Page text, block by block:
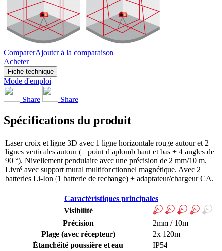
ComparerAjouter à la comparaison
Acheter
Fiche technique
Mode d'emploi
Share Share
Spécifications du produit
Laser croix et ligne 3D avec 1 ligne horizontale rouge autour et 2
lignes verticales autour (= point d`aplomb haut et bas + 4 angles de
90 °). Nivellement pendulaire avec une précision de 2 mm/10 m.
Livré avec support mural multifonctionnel magnétique. Avec 2
batteries Li-Ion (1 batterie de rechange) + adaptateur/chargeur CA.
Caractéristiques principales
Visibilité
Précision
2mm / 10m
Plage (avec récepteur)
2x 120m
Étanchéité poussière et eau
IP54